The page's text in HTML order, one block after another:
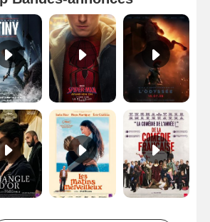
Mutiny Bande-annonce VO STFR Spider-Man: Brand New Day Bande-annonce VO STFR
Le Triangle d'or Bande-annonce VF De la Comédie-Française Teaser VF